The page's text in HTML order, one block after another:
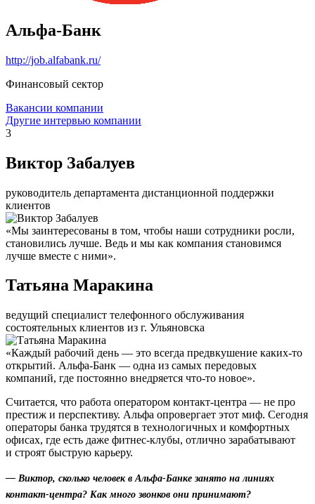
Альфа-Банк
http://job.alfabank.ru/
Финансовый сектор
Вакансии компании
Другие интервью компании
3
Виктор Забалуев
руководитель департамента дистанционной поддержки
клиентов
«Мы заинтересованы в том, чтобы наши сотрудники росли,
становились лучше. Ведь и мы как компания становимся
лучше вместе с ними».
Татьяна Маракина
ведущий специалист телефонного обслуживания
состоятельных клиентов из г. Ульяновска
«Каждый рабочий день — это всегда предвкушение каких-то
открытий. Альфа-Банк — одна из самых передовых
компаний, где постоянно внедряется что-то новое».
Считается, что работа оператором контакт-центра — не про
престиж и перспективу. Альфа опровергает этот миф. Сегодня
операторы банка трудятся в технологичных и комфортных
офисах, где есть даже фитнес-клубы, отлично зарабатывают
и строят быструю карьеру.
— Виктор, сколько человек в Альфа-Банке занято на линиях
контакт-центра? Как много звонков они принимают?